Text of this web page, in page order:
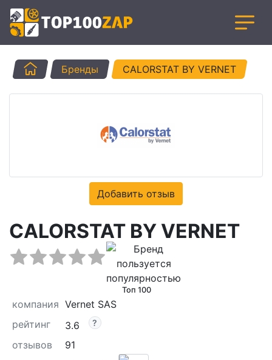
ГлавнаяБренды CALORSTAT BY VERNET
Добавить отзыв
CALORSTAT BY VERNET
Топ 100
компания Vernet SAS
рейтинг
3.6
отзывов
91